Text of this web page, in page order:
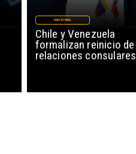
Chile y Venezuela
formalizan reinicio de
relaciones consulares
NACIONAL